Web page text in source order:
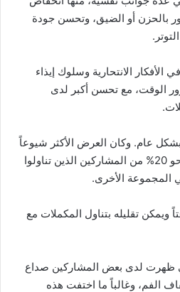
بالحزن أو الضيق، وتحسن جودة
الانتحارية وسلوك إيذاء
الوقت، مع تحسن أكبر لدى
بشكل عام. وكان العرض الأكثر شيوعاً
هو الإسهال، الذي ظهر لدى نحو 20% من المشاركين الذين تناولوا
ويمكن تقليله بتناول المكملات مع
ظهرت لدى بعض المشاركين صداع
الفم، وغالباً ما اختفت هذه